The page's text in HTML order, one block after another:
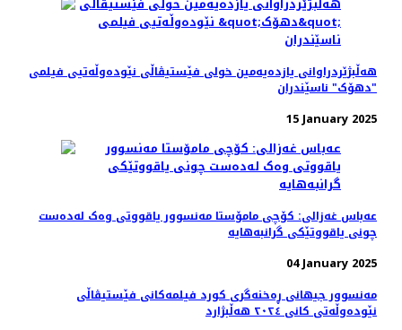
هه‌ڵبژێردراوانی یازده‌یه‌مین خولی فێستیڤاڵی نێودەوڵەتیی فیلمی
"دهۆک" ناسێندران
15 January 2025
عەباس غەزالی: کۆچی مامۆستا مه‌نسوور یاقووتی وه‌ک له‌ده‌ست
چونی یاقووتێکی گرانبه‌هایه
04 January 2025
مەنسوور جیهانی ڕه‌خنه‌گری کورد فیلمه‌کانی فێستیڤاڵی
نێوده‌وڵه‌تی کانی ٢٠٢٤ هه‌ڵبژارد